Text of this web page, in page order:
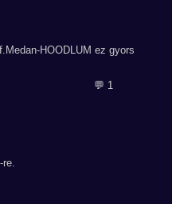
HOODLUM ez gyors
💬 1
re.